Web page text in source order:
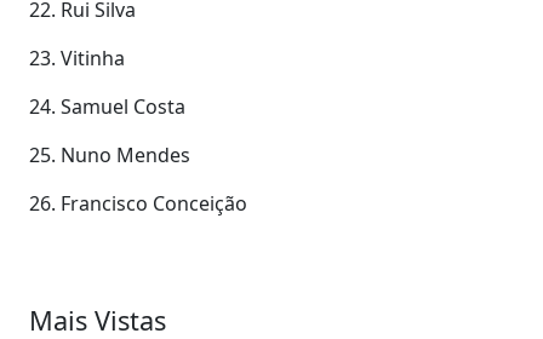
22. Rui Silva
23. Vitinha
24. Samuel Costa
25. Nuno Mendes
26. Francisco Conceição
Mais Vistas